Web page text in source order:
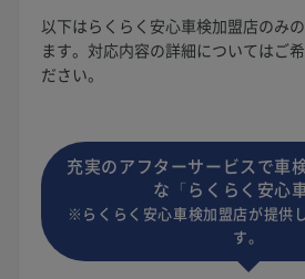
以下はらくらく安心車検加盟店のみ
ます。対応内容の詳細についてはご
ださい。
充実のアフターサービスで車
な「らくらく安心車
※らくらく安心車検加盟店が提供
す。